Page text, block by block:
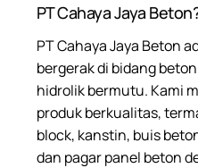
PT Cahaya Jaya
PT Cahaya Jaya Beton
bergerak di bidang
hidrolik bermutu. Kami
produk berkualitas,
block, kanstin, buis
dan pagar panel beton